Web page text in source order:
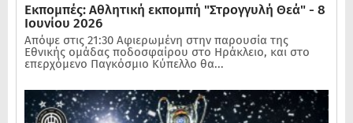
Εκπομπές: Αθλητική εκπομπή "Στρογγυλή Θεά" - 8
Ιουνίου 2026
Απόψε στις 21:30 Αφιερωμένη στην παρουσία της
Εθνικής ομάδας ποδοσφαίρου στο Ηράκλειο, και στο
επερχόμενο Παγκόσμιο Κύπελλο θα...